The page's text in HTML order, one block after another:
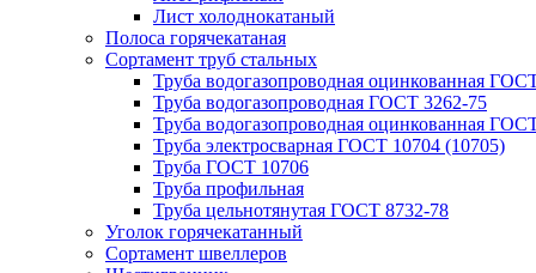
Лист холоднокатаный
Полоса горячекатаная
Сортамент труб стальных
Труба водогазопроводная оцинкованная
Труба водогазопроводная ГОСТ 3262-75
Труба водогазопроводная оцинкованная
Труба электросварная ГОСТ 10704 (10705)
Труба ГОСТ 10706
Труба профильная
Труба цельнотянутая ГОСТ 8732-78
Уголок горячекатанный
Сортамент швеллеров